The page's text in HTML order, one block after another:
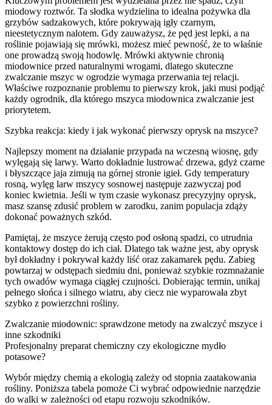
miodowy roztwór. Ta słodka wydzielina to idealna pożywka dla
grzybów sadzakowych, które pokrywają igły czarnym,
nieestetycznym nalotem. Gdy zauważysz, że pęd jest lepki, a na
roślinie pojawiają się mrówki, możesz mieć pewność, że to właśnie
one prowadzą swoją hodowlę. Mrówki aktywnie chronią
miodownice przed naturalnymi wrogami, dlatego skuteczne
zwalczanie mszyc w ogrodzie wymaga przerwania tej relacji.
Właściwe rozpoznanie problemu to pierwszy krok, jaki musi podjąć
każdy ogrodnik, dla którego mszyca miodownica zwalczanie jest
priorytetem.
Szybka reakcja: kiedy i jak wykonać pierwszy oprysk na mszyce?
Najlepszy moment na działanie przypada na wczesną wiosnę, gdy
wylęgają się larwy. Warto dokładnie lustrować drzewa, gdyż czarne
i błyszczące jaja zimują na górnej stronie igieł. Gdy temperatury
rosną, wylęg larw mszycy sosnowej następuje zazwyczaj pod
koniec kwietnia. Jeśli w tym czasie wykonasz precyzyjny oprysk,
masz szansę zdusić problem w zarodku, zanim populacja zdąży
dokonać poważnych szkód.
Pamiętaj, że mszyce żerują często pod osłoną spadzi, co utrudnia
kontaktowy dostęp do ich ciał. Dlatego tak ważne jest, aby oprysk
był dokładny i pokrywał każdy liść oraz zakamarek pędu. Zabieg
powtarzaj w odstępach siedmiu dni, ponieważ szybkie rozmnażanie
tych owadów wymaga ciągłej czujności. Dobierając termin, unikaj
pełnego słońca i silnego wiatru, aby ciecz nie wyparowała zbyt
szybko z powierzchni rośliny.
Zwalczanie miodownic: sprawdzone metody na zwalczyć mszyce i
inne szkodniki
Profesjonalny preparat chemiczny czy ekologiczne mydło
potasowe?
Wybór między chemią a ekologią zależy od stopnia zaatakowania
rośliny. Poniższa tabela pomoże Ci wybrać odpowiednie narzędzie
do walki w zależności od etapu rozwoju szkodników.